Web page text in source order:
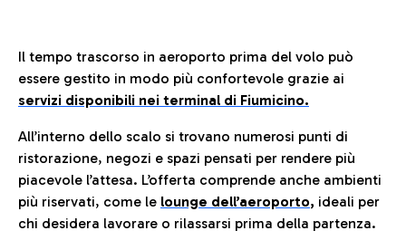
Il tempo trascorso in aeroporto prima del volo può
essere gestito in modo più confortevole grazie ai
servizi disponibili nei terminal di Fiumicino.
All’interno dello scalo si trovano numerosi punti di
ristorazione, negozi e spazi pensati per rendere più
piacevole l’attesa. L’offerta comprende anche ambienti
più riservati, come le lounge dell’aeroporto, ideali per
chi desidera lavorare o rilassarsi prima della partenza.